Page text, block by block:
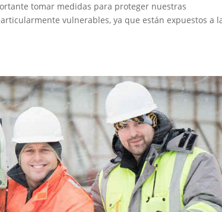
tomar medidas para proteger nuestras
vulnerables, ya que están expuestos a